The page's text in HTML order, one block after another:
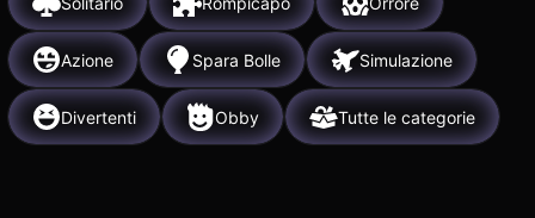
Azione Spara Bolle Simulazione
Divertenti Obby Tutte le categorie